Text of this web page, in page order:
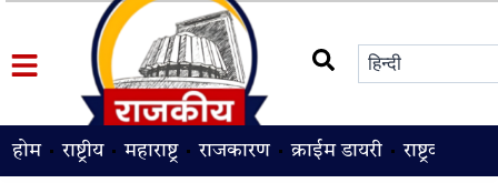
होम राष्ट्रीय महाराष्ट्र राजकारण क्राईम डायरी राष्ट्रवादी